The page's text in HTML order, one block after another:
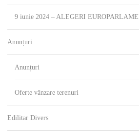
9 iunie 2024 – ALEGERI
Anunțuri
Anunțuri
Oferte vânzare terenuri
Edilitar Divers